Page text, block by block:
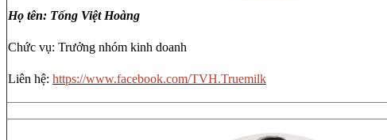
Họ tên: Tống Việt Hoàng
Chức vụ: Trưởng nhóm kinh doanh
Liên hệ: https://www.facebook.com/TVH.Truemilk